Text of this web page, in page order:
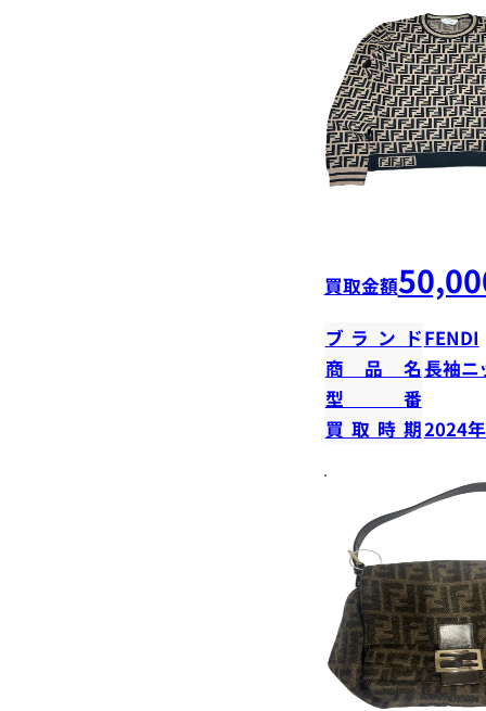
買取金額
ブランドFENDI
商品名長袖ニ
型番
買取時期2024